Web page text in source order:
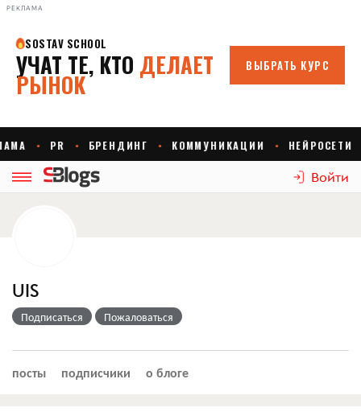
РЕКЛАМА
Войти
UIS
Подписаться Пожаловаться
посты подписчики о блоге